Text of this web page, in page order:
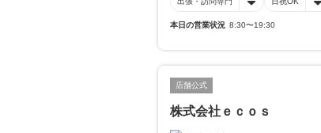
本日の営業状況 8:30〜19:30
店舗公式
株式会社ｅｃｏｓ